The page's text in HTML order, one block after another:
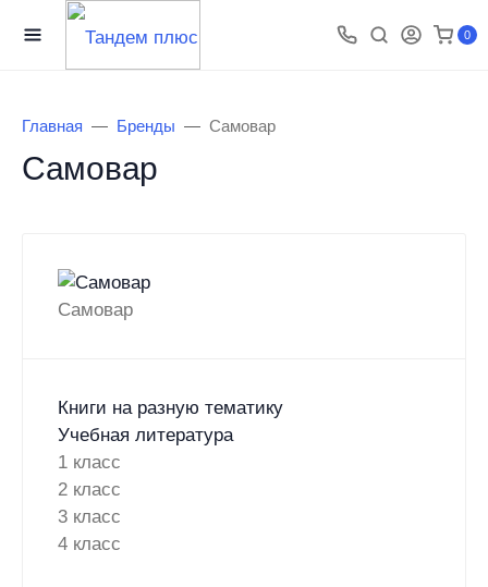
0
Главная Бренды Самовар
Самовар
Самовар
Книги на разную тематику
Учебная литература
1 класс
2 класс
3 класс
4 класс